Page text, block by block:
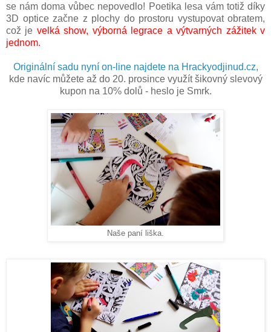
se nám doma vůbec nepovedlo! Poetika lesa vám totiž díky
3D optice začne z plochy do prostoru vystupovat obratem,
což je velká show, výborná legrace a výtvarných zážitek v
jednom.
Originální sadu nyní on-line najdete na Hrackyodjinud.cz,
kde navíc můžete až do 20. prosince využít šikovný slevový
kupon na 10% dolů - heslo je Smrk.
Naše paní liška.